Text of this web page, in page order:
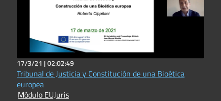
17/3/21 |02:02:49
Tribunal de Justicia y Constitución de una Bioética
europea
Módulo EUJuris